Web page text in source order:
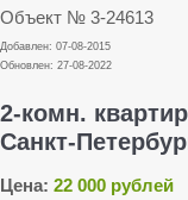
Объект № 3-24613
Добавлен: 07-08-2015
Обновлен: 27-08-2022
2-комн.
Санкт-
Цена: 22 000 рублей